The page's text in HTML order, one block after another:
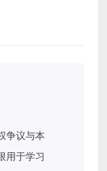
争议与本
用于学习